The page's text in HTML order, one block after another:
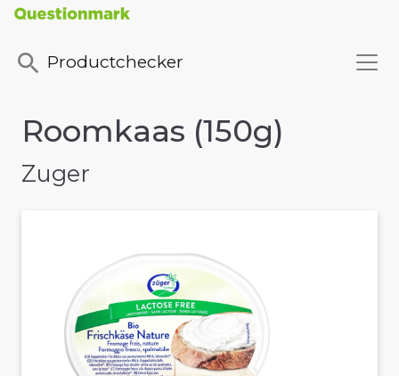
Productchecker
Roomkaas (150g)
Zuger